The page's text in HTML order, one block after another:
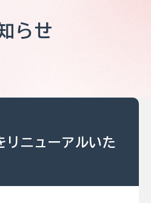
らせ
リニューアルいた